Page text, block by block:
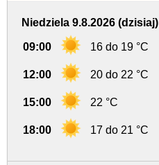
Niedziela 9.8.2026 (dzisiaj)
09:00 16 do 19 °C
12:00 20 do 22 °C
15:00 22 °C
18:00 17 do 21 °C